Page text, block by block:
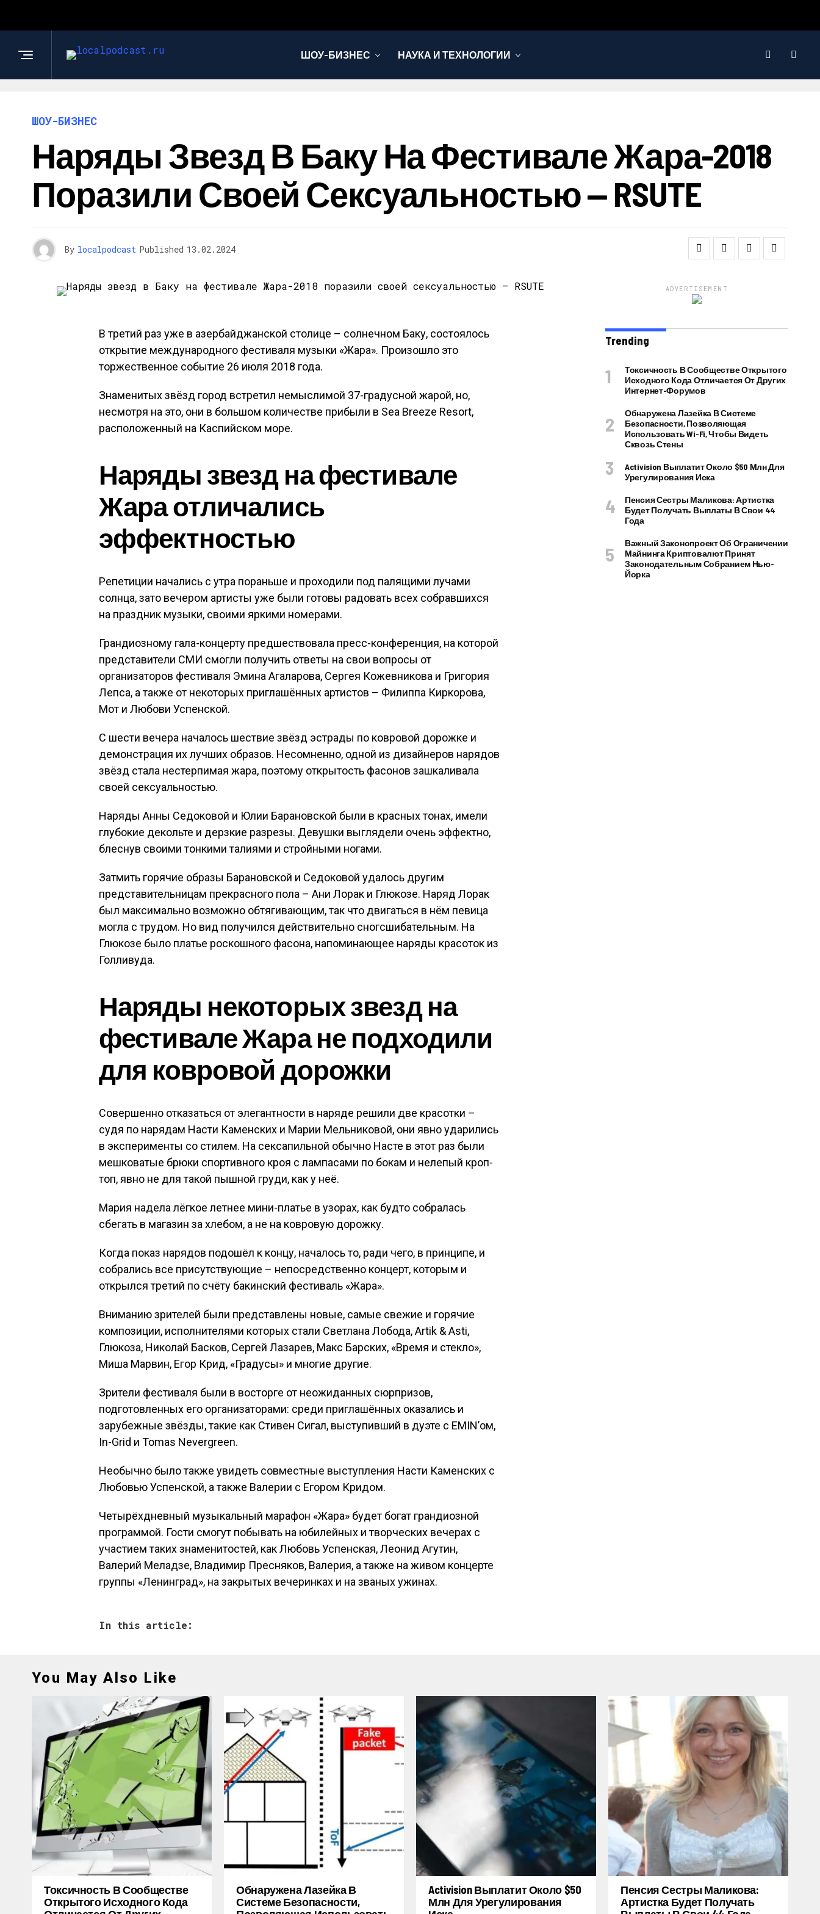
ШОУ-БИЗНЕС НАУКА И ТЕХНОЛОГИИ
ШОУ-БИЗНЕС
Наряды Звезд В Баку На Фестивале Жара-2018
Поразили Своей Сексуальностью — RSUTE
By localpodcast Published 13.02.2024
В третий раз уже в азербайджанской столице – солнечном Баку, состоялось
открытие международного фестиваля музыки «Жара». Произошло это
торжественное событие 26 июля 2018 года.
Знаменитых звёзд город встретил немыслимой 37-градусной жарой, но,
несмотря на это, они в большом количестве прибыли в Sea Breeze Resort,
расположенный на Каспийском море.
Наряды звезд на фестивале
Жара отличались
эффектностью
Репетиции начались с утра пораньше и проходили под палящими лучами
солнца, зато вечером артисты уже были готовы радовать всех собравшихся
на праздник музыки, своими яркими номерами.
Грандиозному гала-концерту предшествовала пресс-конференция, на которой
представители СМИ смогли получить ответы на свои вопросы от
организаторов фестиваля Эмина Агаларова, Сергея Кожевникова и Григория
Лепса, а также от некоторых приглашённых артистов – Филиппа Киркорова,
Мот и Любови Успенской.
С шести вечера началось шествие звёзд эстрады по ковровой дорожке и
демонстрация их лучших образов. Несомненно, одной из дизайнеров нарядов
звёзд стала нестерпимая жара, поэтому открытость фасонов зашкаливала
своей сексуальностью.
Наряды Анны Седоковой и Юлии Барановской были в красных тонах, имели
глубокие декольте и дерзкие разрезы. Девушки выглядели очень эффектно,
блеснув своими тонкими талиями и стройными ногами.
Затмить горячие образы Барановской и Седоковой удалось другим
представительницам прекрасного пола – Ани Лорак и Глюкозе. Наряд Лорак
был максимально возможно обтягивающим, так что двигаться в нём певица
могла с трудом. Но вид получился действительно сногсшибательным. На
Глюкозе было платье роскошного фасона, напоминающее наряды красоток из
Голливуда.
Наряды некоторых звезд на
фестивале Жара не подходили
для ковровой дорожки
Совершенно отказаться от элегантности в наряде решили две красотки –
судя по нарядам Насти Каменских и Марии Мельниковой, они явно ударились
в эксперименты со стилем. На сексапильной обычно Насте в этот раз были
мешковатые брюки спортивного кроя с лампасами по бокам и нелепый кроп-
топ, явно не для такой пышной груди, как у неё.
Мария надела лёгкое летнее мини-платье в узорах, как будто собралась
сбегать в магазин за хлебом, а не на ковровую дорожку.
Когда показ нарядов подошёл к концу, началось то, ради чего, в принципе, и
собрались все присутствующие – непосредственно концерт, которым и
открылся третий по счёту бакинский фестиваль «Жара».
Вниманию зрителей были представлены новые, самые свежие и горячие
композиции, исполнителями которых стали Светлана Лобода, Artik & Asti,
Глюкоза, Николай Басков, Сергей Лазарев, Макс Барских, «Время и стекло»,
Миша Марвин, Егор Крид, «Градусы» и многие другие.
Зрители фестиваля были в восторге от неожиданных сюрпризов,
подготовленных его организаторами: среди приглашённых оказались и
зарубежные звёзды, такие как Стивен Сигал, выступивший в дуэте с EMIN’ом,
In-Grid и Tomas Nevergreen.
Необычно было также увидеть совместные выступления Насти Каменских с
Любовью Успенской, а также Валерии с Егором Кридом.
Четырёхдневный музыкальный марафон «Жара» будет богат грандиозной
программой. Гости смогут побывать на юбилейных и творческих вечерах с
участием таких знаменитостей, как Любовь Успенская, Леонид Агутин,
Валерий Меладзе, Владимир Пресняков, Валерия, а также на живом концерте
группы «Ленинград», на закрытых вечеринках и на званых ужинах.
In this article:
ADVERTISEMENT
Trending
Токсичность В Сообществе Открытого
Исходного Кода Отличается От Других
Интернет-Форумов
Обнаружена Лазейка В Системе
Безопасности, Позволяющая
Использовать Wi-Fi, Чтобы Видеть
Сквозь Стены
Activision Выплатит Около $50 Млн Для
Урегулирования Иска
Пенсия Сестры Маликова: Артистка
Будет Получать Выплаты В Свои 44
Года
Важный Законопроект Об Ограничении
Майнинга Криптовалют Принят
Законодательным Собранием Нью-
Йорка
You May Also Like
Токсичность В Сообществе
Открытого Исходного Кода
Обнаружена Лазейка В
Системе Безопасности,
Activision Выплатит Около $50
Млн Для Урегулирования
Пенсия Сестры Маликова:
Артистка Будет Получать